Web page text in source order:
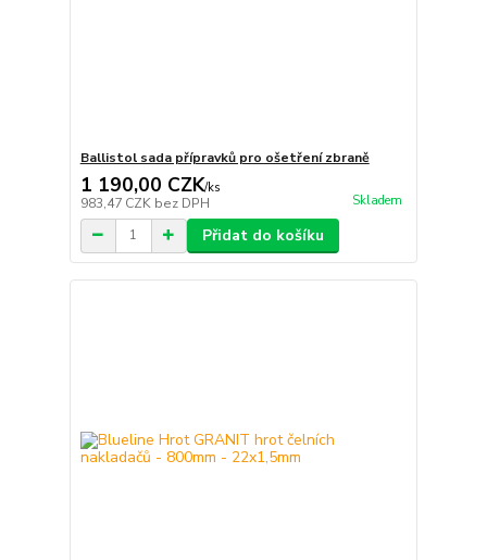
Ballistol sada přípravků pro ošetření zbraně
1 190,00 CZK/ks
983,47 CZK bez DPH Skladem
Přidat do košíku